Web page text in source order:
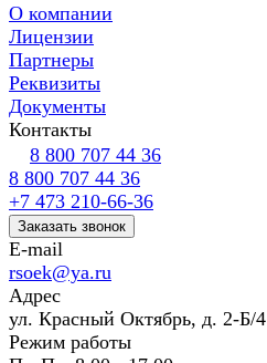
О компании
Лицензии
Партнеры
Реквизиты
Документы
Контакты
8 800 707 44 36
8 800 707 44 36
+7 473 210-66-36
Заказать звонок
E-mail
rsoek@ya.ru
Адрес
ул. Красный Октябрь, д. 2-Б/4
Режим работы